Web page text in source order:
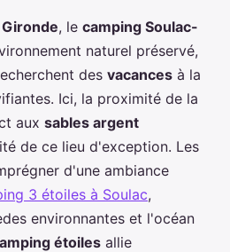
Gironde, le camping Soulac-
naturel préservé,
des vacances à la
Ici, la proximité de la
aux sables argent
de ce lieu d'exception. Les
d'une ambiance
3 étoiles à Soulac,
environnantes et l'océan
étoiles allie